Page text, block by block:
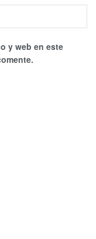
y web en este